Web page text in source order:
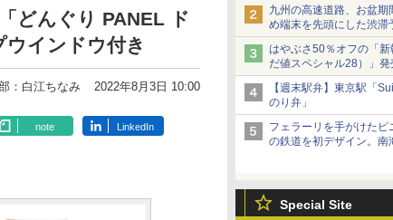
九州の高速道路、お盆期
め端末を先頭にした渋滞
回は料金調整を実施
はやぶさ50％オフの「
だ値スペシャル28）」
ねっと限定
【週末駅弁】東京駅「
のり弁」
フェラーリを手がけた
の鉄道を初デザイン。南
Special Site
どんぐり PANEL ド
ウインドウ付き
：白江ちなみ 2022年8月3日 10:00
note LinkedIn